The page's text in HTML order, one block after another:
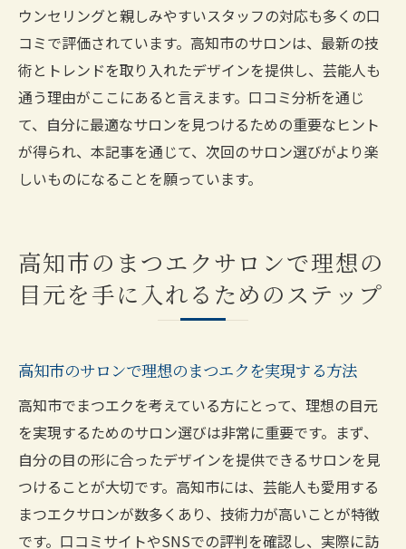
ウンセリングと親しみやすいスタッフの対応も多くの口
コミで評価されています。高知市のサロンは、最新の技
術とトレンドを取り入れたデザインを提供し、芸能人も
通う理由がここにあると言えます。口コミ分析を通じ
て、自分に最適なサロンを見つけるための重要なヒント
が得られ、本記事を通じて、次回のサロン選びがより楽
しいものになることを願っています。
高知市のまつエクサロンで理想の
目元を手に入れるためのステップ
高知市のサロンで理想のまつエクを実現する方法
高知市でまつエクを考えている方にとって、理想の目元
を実現するためのサロン選びは非常に重要です。まず、
自分の目の形に合ったデザインを提供できるサロンを見
つけることが大切です。高知市には、芸能人も愛用する
まつエクサロンが数多くあり、技術力が高いことが特徴
です。口コミサイトやSNSでの評判を確認し、実際に訪